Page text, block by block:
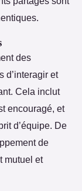
des
d’interagir et
Cela inclut
encouragé, et
d’équipe. De
de
mutuel et